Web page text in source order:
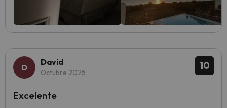
10
David
Octubre 2025
Excelente